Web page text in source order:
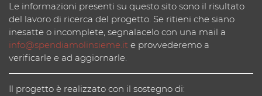
Le informazioni presenti su questo sito sono il risultato
del lavoro di ricerca del progetto. Se ritieni che siano
inesatte o incomplete, segnalacelo con una mail a
info@spendiamolinsieme.it e provvederemo a
verificarle e ad aggiornarle.
Il progetto è realizzato con il sostegno di: